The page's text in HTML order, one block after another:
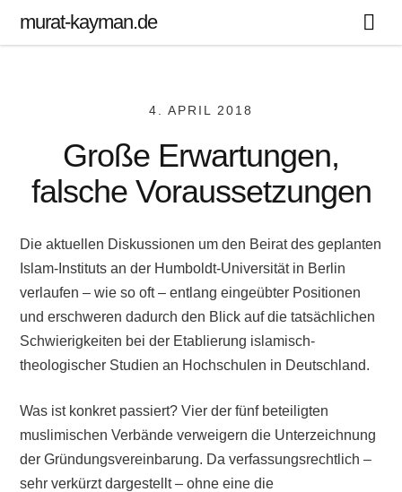
murat-kayman.de
4. APRIL 2018
Große Erwartungen,
falsche Voraussetzungen
Die aktuellen Diskussionen um den Beirat des geplanten
Islam-Instituts an der Humboldt-Universität in Berlin
verlaufen – wie so oft – entlang eingeübter Positionen
und erschweren dadurch den Blick auf die tatsächlichen
Schwierigkeiten bei der Etablierung islamisch-
theologischer Studien an Hochschulen in Deutschland.
Was ist konkret passiert? Vier der fünf beteiligten
muslimischen Verbände verweigern die Unterzeichnung
der Gründungsvereinbarung. Da verfassungsrechtlich –
sehr verkürzt dargestellt – ohne eine die